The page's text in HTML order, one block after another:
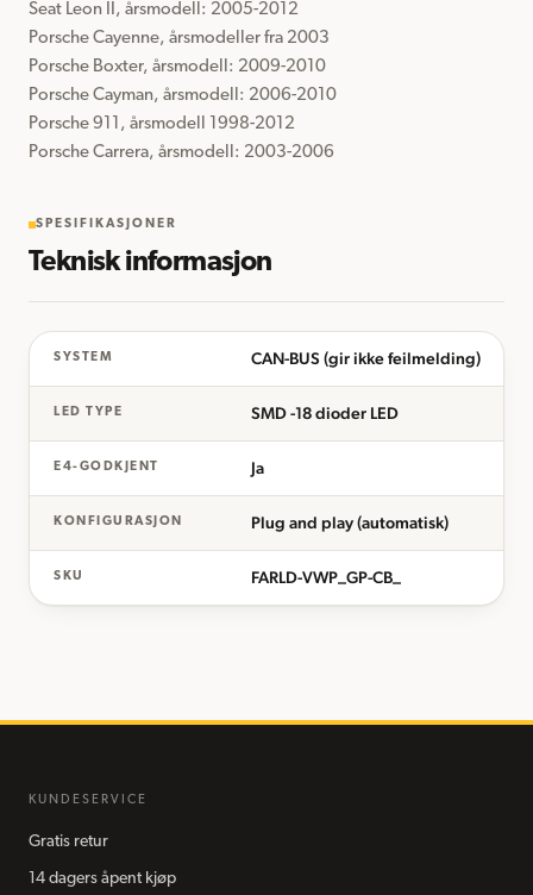
Seat Leon II, årsmodell: 2005-2012
Porsche Cayenne, årsmodeller fra 2003
Porsche Boxter, årsmodell: 2009-2010
Porsche Cayman, årsmodell: 2006-2010
Porsche 911, årsmodell 1998-2012
Porsche Carrera, årsmodell: 2003-2006
SPESIFIKASJONER
Teknisk informasjon
SYSTEM CAN-BUS (gir ikke feilmelding)
LED TYPE SMD -18 dioder LED
E4-GODKJENT Ja
KONFIGURASJON Plug and play (automatisk)
SKU FARLD-VWP_GP-CB_
KUNDESERVICE
Gratis retur
14 dagers åpent kjøp